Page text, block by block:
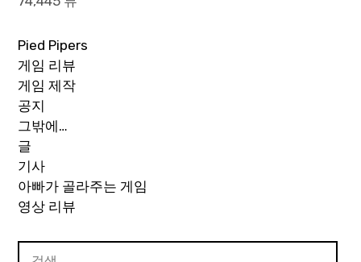
Pied Pipers
게임 리뷰
게임 제작
공지
그밖에…
글
기사
아빠가 골라주는 게임
영상 리뷰